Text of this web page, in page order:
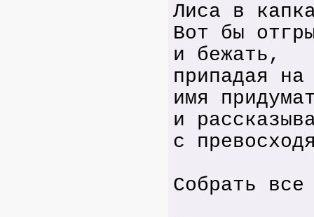
Лиса в
Вот бы
и бежать,
припадая
имя
и
с
Собрать